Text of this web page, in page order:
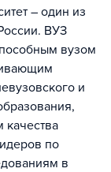
– один из
ВУЗ
вузом
и
качества
по
в